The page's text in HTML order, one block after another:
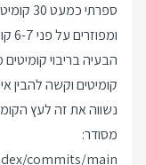
הבעיה בריבוי
קומיטים וקשה להבין
נשווה את זה לעץ
מסודר:
commits/main/